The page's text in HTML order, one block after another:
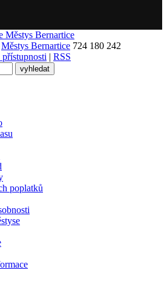
Městys Bernartice
Městys Bernartice 724 180 242
| RSS
poplatků